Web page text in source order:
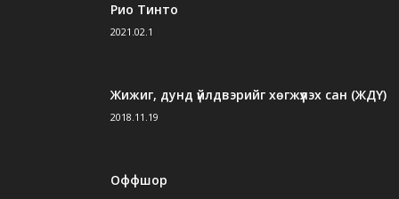
Рио Тинто
2021.02.1
Жижиг, дунд үйлдвэрийг хөгжүүлэх сан (ЖДҮ)
2018.11.19
Оффшор